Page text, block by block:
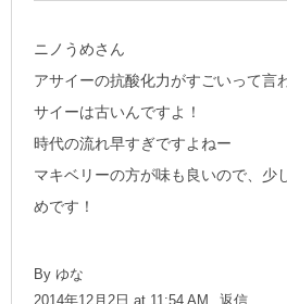
ニノうめさん
アサイーの抗酸化力がすごいって言
サイーは古いんですよ！
時代の流れ早すぎですよねー
マキベリーの方が味も良いので、少
めです！
By ゆな
2014年12月2日 at 11:54 AM
返信